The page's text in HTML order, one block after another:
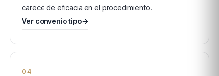
carece de eficacia en el procedimiento.
Ver convenio tipo→
04